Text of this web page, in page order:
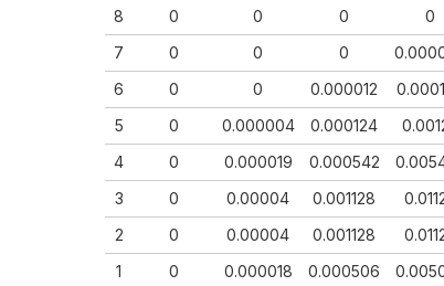
8 0 0 0 0
7
0 0 0
6
0 0 0.000012
5
0 0.000004 0.000124
4
0 0.000019 0.000542
3
0 0.00004 0.001128
2
0 0.00004 0.001128
1
0 0.000018 0.000506